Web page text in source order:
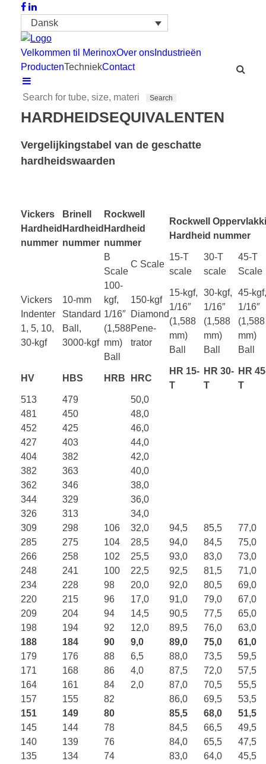
Dansk
Velkommen til MerinoxOver ons Industrieën
ProductenTechniekContact
HARDHEIDSEQUIVALENTEN
Vergelijkingstabel van de geschatte
hardheidswaarden
Vickers
Hardheid
nummer
Brinell
Hardheid
nummer
Rockwell
Hardheid
nummer
Rockwell
Hardheid nummer
B
Scale
C Scale
15-T
scale
30-T
scale
45-T
Scale
Vickers
Indenter
1, 5, 10,
30-kgf
10-mm
Standard
Ball,
3000-kgf
100-
kgf,
1/16″
(1,588
mm)
Ball
150-kgf
Diamond
Pene-
trator
15-kgf,
1/16″
(1,588
mm)
Ball
30-kgf,
1/16″
(1,588
mm)
Ball
45-kgf,
1/16″
(1,588
mm)
Ball
HV HBS HRB HRC
HR 15-
T
HR 30-
T
HR
T
513
479
50,0
481
450
48,0
452
425
46,0
427
403
44,0
404
382
42,0
382
363
40,0
362
346
38,0
344
329
36,0
326
313
34,0
309
298 106 32,0 94,5 85,5
77,0
285
275 104 28,5 94,0 84,5
75,0
266
258 102 25,5 93,0 83,0
73,0
248
241 100 22,5 92,5 81,5
71,0
234
228 98 20,0 92,0 80,5
69,0
220
215 96 17,0 91,0 79,0
67,0
209
204 94 14,5 90,5 77,5
65,0
198
194 92 12,0 89,5 76,0
63,0
188
184 90 9,0 89,0 75,0
61,0
179
176 88 6,5 88,0 73,5
59,5
171
168 86 4,0 87,5 72,0
57,5
164
161 84 2,0 87,0 70,5
55,5
157
155 82 86,0 69,5
53,5
151
149 80 85,5 68,0
51,5
145
144 78 84,5 66,5
49,5
140
139 76 84,0 65,5
47,5
135
134 74 83,0 64,0
45,5